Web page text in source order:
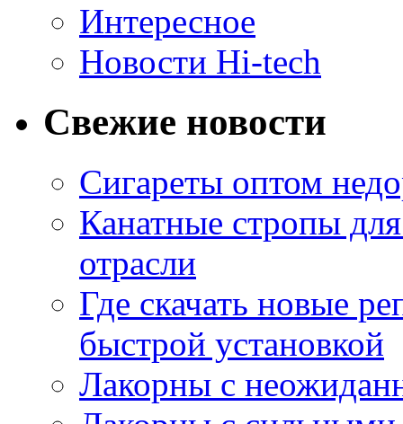
Интересное
Новости Hi-tech
Свежие новости
Сигареты оптом
Канатные стропы
отрасли
Где скачать новые
быстрой установкой
Лакорны с